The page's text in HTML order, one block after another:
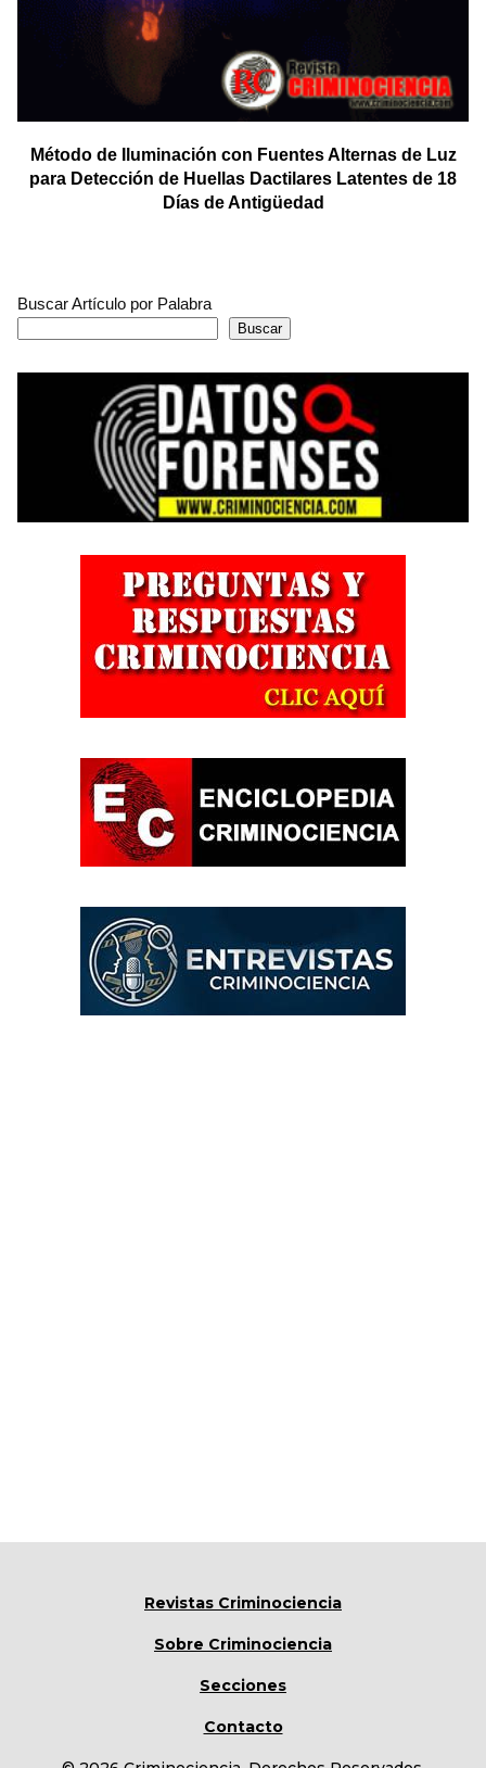
Método de Iluminación con Fuentes Alternas de Luz
para Detección de Huellas Dactilares Latentes de 18
Días de Antigüedad
Buscar Artículo por Palabra
Buscar
Revistas Criminociencia
Sobre Criminociencia
Secciones
Contacto